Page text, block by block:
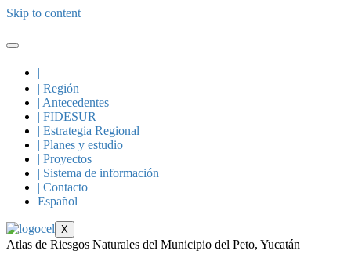
Skip to content
|
| Región
| Antecedentes
| FIDESUR
| Estrategia Regional
| Planes y estudio
| Proyectos
| Sistema de información
| Contacto |
Español
X
Atlas de Riesgos Naturales del Municipio del Peto, Yucatán